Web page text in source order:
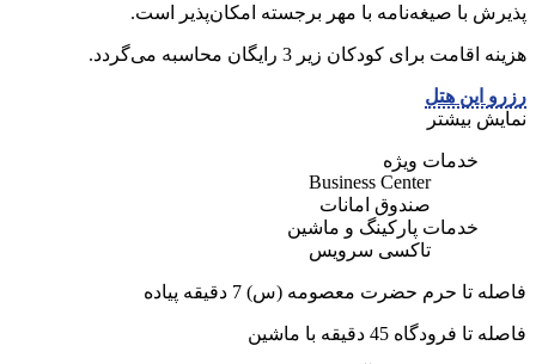
پذیرش با صیغه‌نامه با مهر برجسته امکان‌پذیر است.
هزینه اقامت برای کودکان زیر 3 رایگان محاسبه می‌گردد.
رزرو این هتل
نمایش بیشتر
خدمات ویژه
Business Center
صندوق امانات
خدمات پارکینگ و ماشین
تاکسی سرویس
فاصله تا حرم حضرت معصومه (س) 7 دقیقه پیاده
فاصله تا فرودگاه 45 دقیقه با ماشین